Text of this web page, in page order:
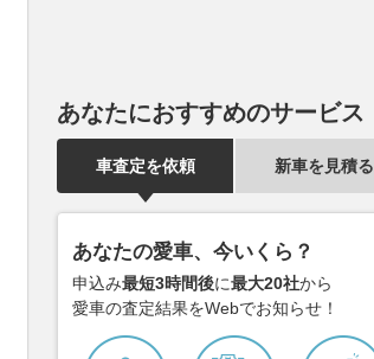
あなたにおすすめのサービス
車査定を依頼 新車を見積る
あなたの愛車、今いくら？
申込み最短3時間後に最大20社から
愛車の査定結果をWebでお知らせ！